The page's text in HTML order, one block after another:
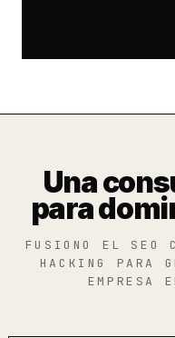
Una
para
FUSIONO EL SEO
HACKING PARA
EMPRESA